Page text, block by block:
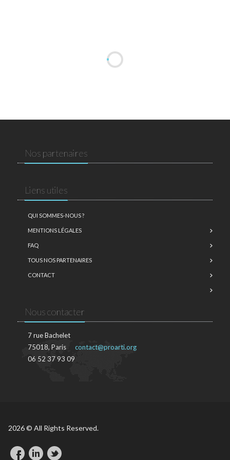
Nos partenaires
Liens utiles
QUI SOMMES-NOUS ?
MENTIONS LÉGALES
FAQ
TOUS NOS PARTENAIRES
CONTACT
Nous contacter
7 rue Bachelet
75018, Paris
06 52 37 93 09
contact@proarti.org
2026 © All Rights Reserved.